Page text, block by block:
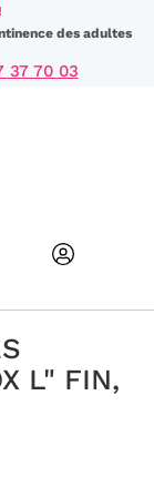
des adultes
37 70 03
L" FIN,